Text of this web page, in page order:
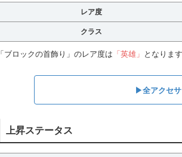
レア度
クラス
「ブロックの首飾り」のレア度は 「英雄」 となりま
▶全アクセ
上昇ステータス